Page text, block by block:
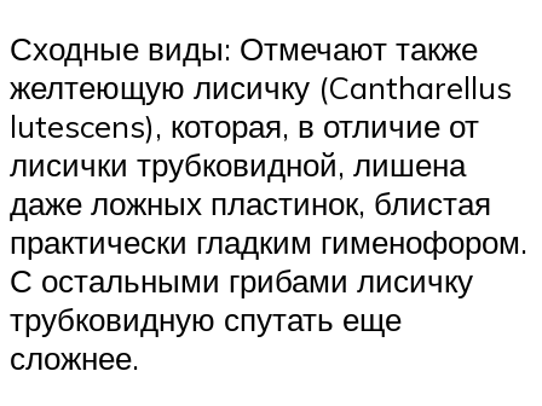
Сходные виды: Отмечают также
желтеющую лисичку (Cantharellus
lutescens), которая, в отличие от
лисички трубковидной, лишена
даже ложных пластинок, блистая
практически гладким гименофором.
С остальными грибами лисичку
трубковидную спутать еще
сложнее.